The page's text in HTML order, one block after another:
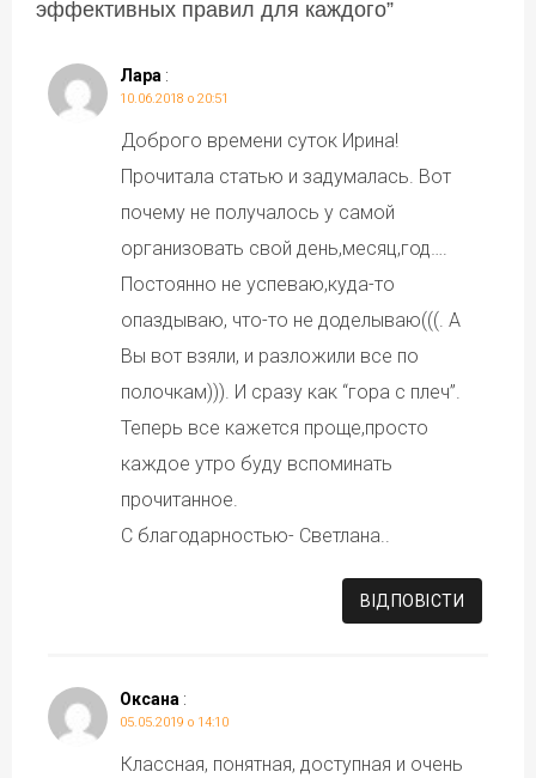
эффективных правил для каждого”
Лара :
10.06.2018 о 20:51
Доброго времени суток Ирина!
Прочитала статью и задумалась. Вот
почему не получалось у самой
организовать свой день,месяц,год….
Постоянно не успеваю,куда-то
опаздываю, что-то не доделываю(((. А
Вы вот взяли, и разложили все по
полочкам))). И сразу как “гора с плеч”.
Теперь все кажется проще,просто
каждое утро буду вспоминать
прочитанное.
С благодарностью- Светлана..
ВІДПОВІCТИ
Оксана :
05.05.2019 о 14:10
Классная, понятная, доступная и очень